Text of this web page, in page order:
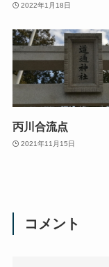
2022年1月18日
丙川合流点
2021年11月15日
コメント